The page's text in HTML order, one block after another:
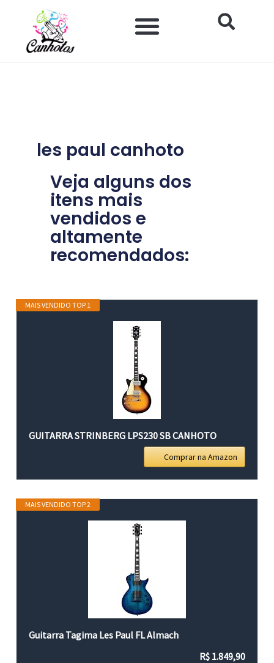
les paul canhoto
Veja alguns dos
itens mais
vendidos e
altamente
recomendados:
MAIS VENDIDO TOP 1
GUITARRA STRINBERG LPS230 SB CANHOTO
Comprar na Amazon
MAIS VENDIDO TOP 2
Guitarra Tagima Les Paul FL Almach
R$ 1.849,90